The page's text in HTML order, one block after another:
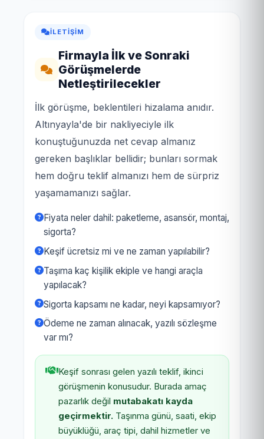
İLETIŞIM
Firmayla İlk ve Sonraki
Görüşmelerde
Netleştirilecekler
İlk görüşme, beklentileri hizalama anıdır.
Altınyayla'de bir nakliyeciyle ilk
konuştuğunuzda net cevap almanız
gereken başlıklar bellidir; bunları sormak
hem doğru teklif almanızı hem de sürpriz
yaşamamanızı sağlar.
Fiyata neler dahil: paketleme, asansör, montaj,
sigorta?
Keşif ücretsiz mi ve ne zaman yapılabilir?
Taşıma kaç kişilik ekiple ve hangi araçla
yapılacak?
Sigorta kapsamı ne kadar, neyi kapsamıyor?
Ödeme ne zaman alınacak, yazılı sözleşme
var mı?
Keşif sonrası gelen yazılı teklif, ikinci
görüşmenin konusudur. Burada amaç
pazarlık değil mutabakatı kayda
geçirmektir. Taşınma günü, saati, ekip
büyüklüğü, araç tipi, dahil hizmetler ve